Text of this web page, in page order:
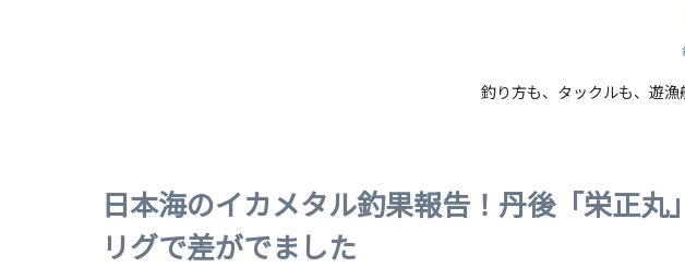
釣り方も、タックルも、遊
日本海のイカメタル釣果報告！丹後「栄正丸
リグで差がでました